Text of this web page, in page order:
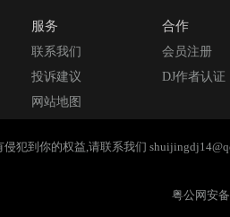
服务
联系我们
投诉建议
网站地图
合作
会员注册
DJ作者认证
犯到你的权益,请联系我们
粤公网安